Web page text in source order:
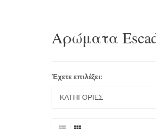
Αρώματα
Έχετε επιλέξει:
ΚΑΤΗΓΟΡΙΕΣ